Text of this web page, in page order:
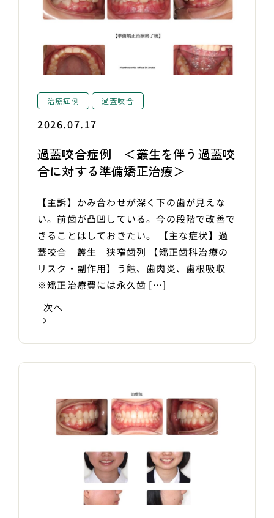
治療症例 過蓋咬合
2026.07.17
過蓋咬合症例 ＜叢生を伴う過蓋咬
合に対する準備矯正治療＞
【主訴】かみ合わせが深く下の歯が見えな
い。前歯が凸凹している。今の段階で改善で
きることはしておきたい。 【主な症状】過
蓋咬合 叢生 狭窄歯列 【矯正歯科治療の
リスク・副作用】う蝕、歯肉炎、歯根吸収
※矯正治療費には永久歯 […]
次へ